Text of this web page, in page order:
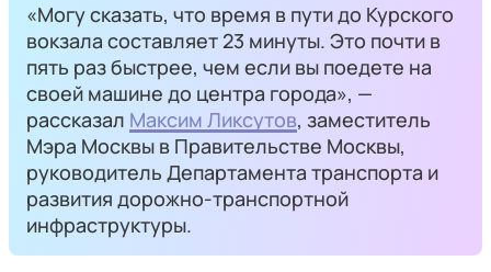
«Могу сказать, что время в пути до Курского
вокзала составляет 23 минуты. Это почти в
пять раз быстрее, чем если вы поедете на
своей машине до центра города», —
рассказал Максим Ликсутов, заместитель
Мэра Москвы в Правительстве Москвы,
руководитель Департамента транспорта и
развития дорожно-транспортной
инфраструктуры.